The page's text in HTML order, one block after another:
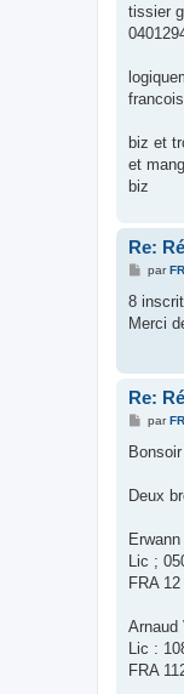
tissier
biz et
et
biz
Re:
M
s
a
par
8
Merci
Re:
M
s
g
par
Deux
Lic ;
FRA 12
Arnaud
Lic :
FRA